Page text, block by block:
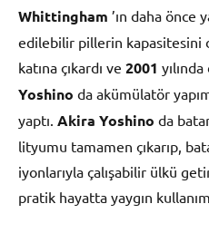
Whittingham ’ın daha önce
edilebilir pillerin kapasitesini
katına çıkardı ve 2001
Yoshino da akümülatör
yaptı. Akira Yoshino da
lityumu tamamen çıkarıp,
iyonlarıyla çalışabilir ülkü
pratik hayatta yaygın